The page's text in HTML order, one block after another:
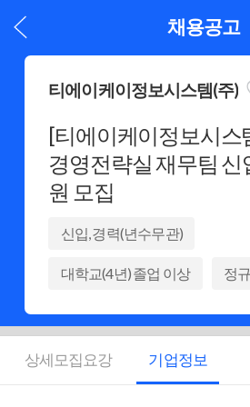
채용공고
티에이케이정보시스템(주)
[티에이케이정보시스
경영전략실 재무팀 신
원 모집
신입, 경력(년수무관)
대학교(4년) 졸업 이상 정
(회사내규에 따름) 서울 강
상세모집요강 기업정보